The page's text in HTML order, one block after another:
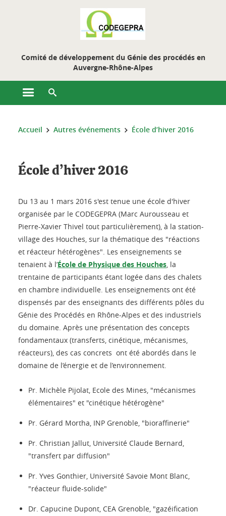
Comité de développement du Génie des procédés en
Auvergne-Rhône-Alpes
Ouvrir le menu principal
Vous êtes ici :
Accueil Autres événements École d’hiver 2016
École d’hiver 2016
Du 13 au 1 mars 2016 s'est tenue une école d'hiver
organisée par le CODEGEPRA (Marc Aurousseau et
Pierre-Xavier Thivel tout particulièrement), à la station-
village des Houches, sur la thématique des "réactions
et réacteur hétérogènes". Les enseignements se
tenaient à l’École de Physique des Houches, la
trentaine de participants étant logée dans des chalets
en chambre individuelle. Les enseignements ont été
dispensés par des enseignants des différents pôles du
Génie des Procédés en Rhône-Alpes et des industriels
du domaine. Après une présentation des concepts
fondamentaux (transferts, cinétique, mécanismes,
réacteurs), des cas concrets ont été abordés dans le
domaine de l’énergie et de l’environnement.
Pr. Michèle Pijolat, Ecole des Mines, "mécanismes
élémentaires" et "cinétique hétérogène"
Pr. Gérard Mortha, INP Grenoble, "bioraffinerie"
Pr. Christian Jallut, Université Claude Bernard,
"transfert par diffusion"
Pr. Yves Gonthier, Université Savoie Mont Blanc,
"réacteur fluide-solide"
Dr. Capucine Dupont, CEA Grenoble, "gazéification